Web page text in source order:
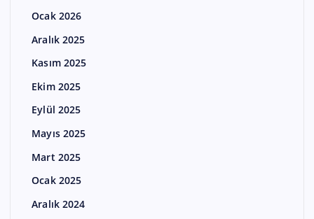
Ocak 2026
Aralık 2025
Kasım 2025
Ekim 2025
Eylül 2025
Mayıs 2025
Mart 2025
Ocak 2025
Aralık 2024